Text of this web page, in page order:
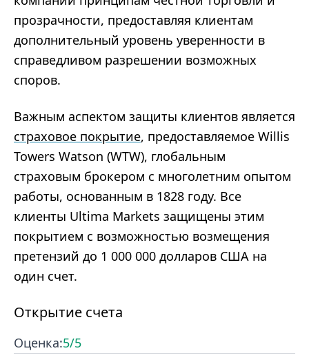
прозрачности, предоставляя клиентам
дополнительный уровень уверенности в
справедливом разрешении возможных
споров.
Важным аспектом защиты клиентов является
страховое покрытие, предоставляемое Willis
Towers Watson (WTW), глобальным
страховым брокером с многолетним опытом
работы, основанным в 1828 году. Все
клиенты Ultima Markets защищены этим
покрытием с возможностью возмещения
претензий до 1 000 000 долларов США на
один счет.
Открытие счета
Оценка:5/5